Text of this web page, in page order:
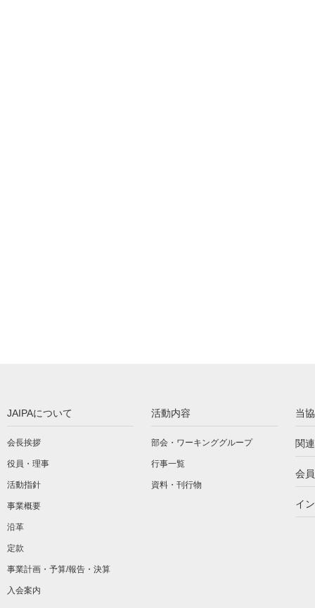
JAIPAについて
会長挨拶
役員・理事
活動指針
事業概要
沿革
定款
事業計画・予算/報告・決算
入会案内
活動内容
部会・ワーキンググループ
行事一覧
資料・刊行物
当
関
会
イ